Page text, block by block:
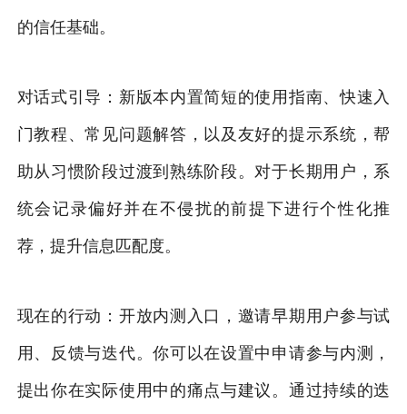
的信任基础。
对话式引导：新版本内置简短的使用指南、快速入
门教程、常见问题解答，以及友好的提示系统，帮
助从习惯阶段过渡到熟练阶段。对于长期用户，系
统会记录偏好并在不侵扰的前提下进行个性化推
荐，提升信息匹配度。
现在的行动：开放内测入口，邀请早期用户参与试
用、反馈与迭代。你可以在设置中申请参与内测，
提出你在实际使用中的痛点与建议。通过持续的迭